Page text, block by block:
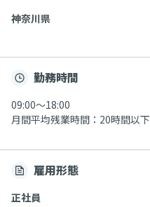
神奈川県
勤務時間
09:00～18:00
月間平均残業時間：20時間以下
雇用形態
正社員